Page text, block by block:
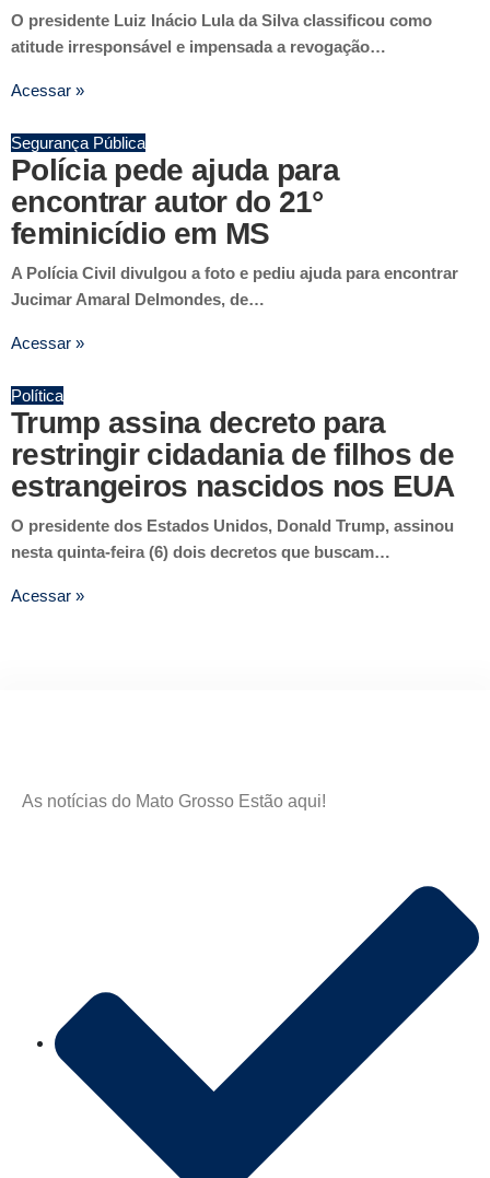
O presidente Luiz Inácio Lula da Silva classificou como
atitude irresponsável e impensada a revogação…
Acessar »
Segurança Pública
Polícia pede ajuda para
encontrar autor do 21°
feminicídio em MS
A Polícia Civil divulgou a foto e pediu ajuda para encontrar
Jucimar Amaral Delmondes, de…
Acessar »
Política
Trump assina decreto para
restringir cidadania de filhos de
estrangeiros nascidos nos EUA
O presidente dos Estados Unidos, Donald Trump, assinou
nesta quinta-feira (6) dois decretos que buscam…
Acessar »
As notícias do Mato Grosso Estão aqui!